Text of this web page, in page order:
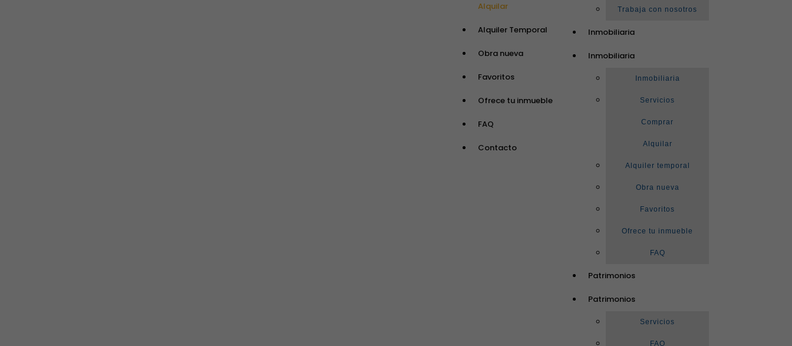
Trabaja con nosotros
Inmobiliaria
Inmobiliaria
Inmobiliaria
Servicios
Comprar
Alquilar
Alquiler temporal
Obra nueva
Favoritos
Ofrece tu inmueble
FAQ
Patrimonios
Patrimonios
Servicios
FAQ
Alquilar
Alquiler Temporal
Obra nueva
Favoritos
Ofrece tu inmueble
FAQ
Contacto